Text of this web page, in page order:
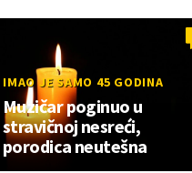
IMAO JE SAMO 45 GODINA
Muzičar poginuo u
stravičnoj nesreći,
porodica neutešna